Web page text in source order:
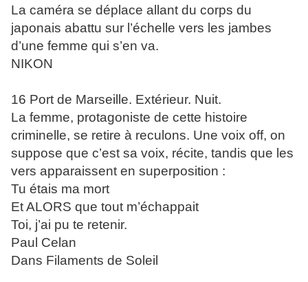
La caméra se déplace allant du corps du
japonais abattu sur l’échelle vers les jambes
d’une femme qui s’en va.
NIKON
16 Port de Marseille. Extérieur. Nuit.
La femme, protagoniste de cette histoire
criminelle, se retire à reculons. Une voix off, on
suppose que c’est sa voix, récite, tandis que les
vers apparaissent en superposition :
Tu étais ma mort
Et ALORS que tout m’échappait
Toi, j’ai pu te retenir.
Paul Celan
Dans Filaments de Soleil